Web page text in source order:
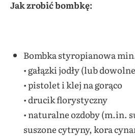
Jak zrobić bombkę:
Bombka styropianowa
• gałązki jodły (lub dowolne
• pistolet i klej na gorąco
• drucik florystyczny
• naturalne ozdoby (m.in.
suszone cytryny, kora